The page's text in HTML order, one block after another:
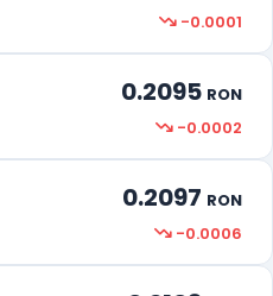
-0.0001
0.2095 RON
-0.0002
0.2097 RON
-0.0006